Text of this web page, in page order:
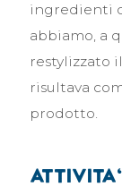
ingredienti
abbiamo, a
restylizzato
risultava
prodotto.
attivita'